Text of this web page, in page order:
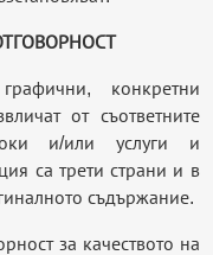
конкретни
от съответните
и/или услуги и
са трети страни и в
съдържание.
за качеството на